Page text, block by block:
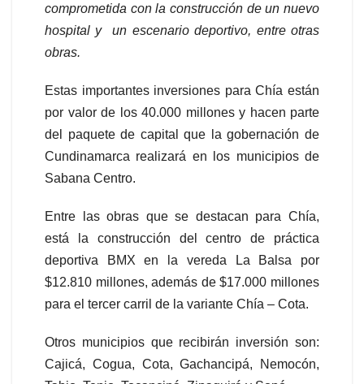
comprometida con la construcción de un nuevo
hospital y un escenario deportivo, entre otras
obras.
Estas importantes inversiones para Chía están
por valor de los 40.000 millones y hacen parte
del paquete de capital que la gobernación de
Cundinamarca realizará en los municipios de
Sabana Centro.
Entre las obras que se destacan para Chía,
está la construcción del centro de práctica
deportiva BMX en la vereda La Balsa por
$12.810 millones, además de $17.000 millones
para el tercer carril de la variante Chía – Cota.
Otros municipios que recibirán inversión son:
Cajicá, Cogua, Cota, Gachancipá, Nemocón,